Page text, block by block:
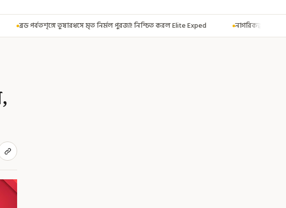
নির্মল পুরজা! নিশ্চিত করল Elite Exped নাগরিকত্ব দিতেই CAA! ৩০০ মতুয়াকে নাগরিকত্বের